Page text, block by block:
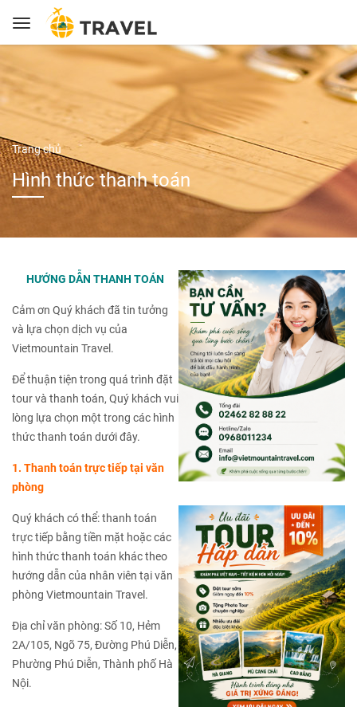
Trang chủ
Hình thức thanh toán
HƯỚNG DẪN THANH TOÁN
Cảm ơn Quý khách đã tin tưởng
và lựa chọn dịch vụ của
Vietmountain Travel.
Để thuận tiện trong quá trình đặt
tour và thanh toán, Quý khách vui
lòng lựa chọn một trong các hình
thức thanh toán dưới đây.
1. Thanh toán trực tiếp tại văn
phòng
Quý khách có thể: thanh toán
trực tiếp bằng tiền mặt hoặc các
hình thức thanh toán khác theo
hướng dẫn của nhân viên tại văn
phòng Vietmountain Travel.
Địa chỉ văn phòng: Số 10, Hẻm
2A/105, Ngõ 75, Đường Phú Diễn,
Phường Phú Diễn, Thành phố Hà
Nội.